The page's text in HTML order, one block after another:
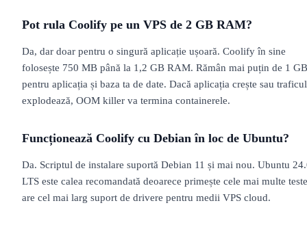
Pot rula Coolify pe un VPS de 2 GB RAM?
Da, dar doar pentru o singură aplicație ușoară. Coolify în sine
folosește 750 MB până la 1,2 GB RAM. Rămân mai puțin de 1 GB
pentru aplicația și baza ta de date. Dacă aplicația crește sau traficul
explodează, OOM killer va termina containerele.
Funcționează Coolify cu Debian în loc de Ubuntu?
Da. Scriptul de instalare suportă Debian 11 și mai nou. Ubuntu
LTS este calea recomandată deoarece primește cele mai multe
are cel mai larg suport de drivere pentru medii VPS cloud.